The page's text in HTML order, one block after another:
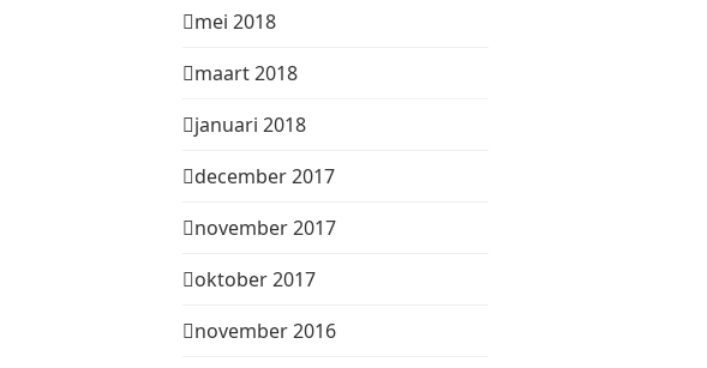
mei 2018
maart 2018
januari 2018
december 2017
november 2017
oktober 2017
november 2016